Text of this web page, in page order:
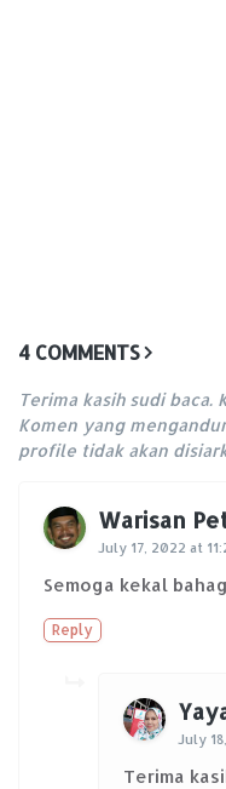
4 COMMENTS
Terima kasih sudi baca.
Komen yang
profile tidak akan
Warisan
July 17, 2022 at
Semoga kekal
Reply
July
Terima